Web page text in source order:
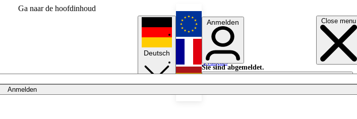
Ga naar de hoofdinhoud
Close menu
Anmelden
Deutsch
English
Français
Anmelden
Sie sind abgemeldet.
Anmelden
Licht aus